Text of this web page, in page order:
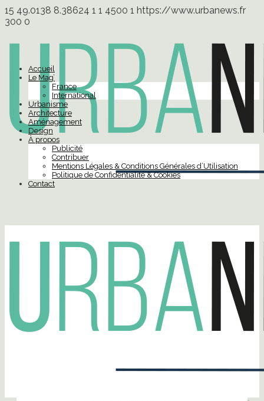
15 49.0138 8.38624 1 1 4500 1 https://www.urbanews.fr
300 0
Accueil
Le Mag’
France
International
Urbanisme
Architecture
Aménagement
Design
À propos
Publicité
Contribuer
Mentions Légales & Conditions Générales d’Utilisation
Politique de Confidentialité & Cookies
Contact